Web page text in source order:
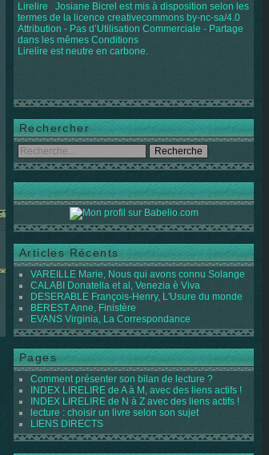
Lirelire Josiane Bicrel est mis à disposition selon les
termes de la licence creativecommons by-nc-sa/4.0
Attribution - Pas d’Utilisation Commerciale - Partage
dans les mêmes Conditions
Lirelire est neutre en carbone.
Rechercher
Articles Récents
VAREILLE Marie, Nous qui avons connu Solange
CALABI Donatella et al, Venezia è Viva
DESERABLE François-Henry, L'Usure du monde
BEREST Anne, Finistère
EVANS Virginia, La Correspondance
Pages
Comment présenter son bilan de lecture ?
INDEX LIRELIRE de A à M, avec des liens actifs !
INDEX LIRELIRE de N à Z avec des liens actifs !
lecture : choisir un livre selon son sujet
LIENS DIRECTS